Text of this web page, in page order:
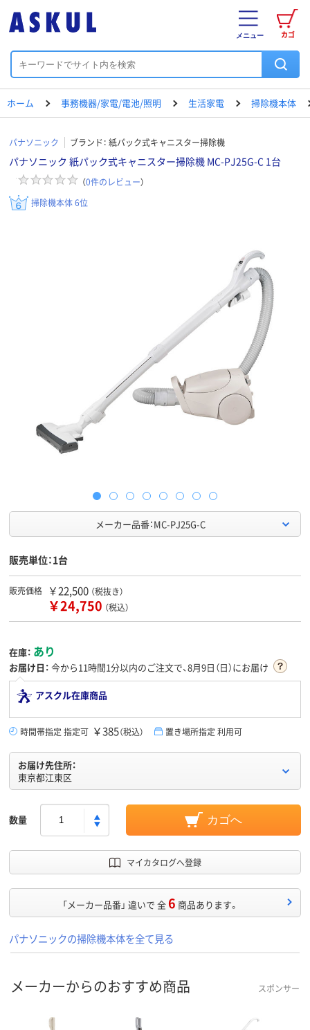
カゴ
メニュー
ホーム 事務機器/家電/電池/照明 生活家電 掃除機本体
パナソニック ブランド： 紙パック式キャニスター掃除機
パナソニック 紙パック式キャニスター掃除機 MC-PJ25G-C 1台
（0件のレビュー）
掃除機本体 6位
メーカー品番：MC-PJ25G-C
販売単位：1台
販売価格 ￥22,500 （税抜き）
￥24,750 （税込）
在庫： あり
お届け日： 今から11時間1分以内のご注文で、8月9日（日）にお届け
アスクル在庫商品
時間帯指定 指定可 ￥385（税込） 置き場所指定 利用可
お届け先住所：
東京都江東区
数量 カゴへ
マイカタログへ登録
「メーカー品番」 違いで 全6 商品あります。
パナソニックの掃除機本体を全て見る
メーカーからのおすすめ商品 スポンサー